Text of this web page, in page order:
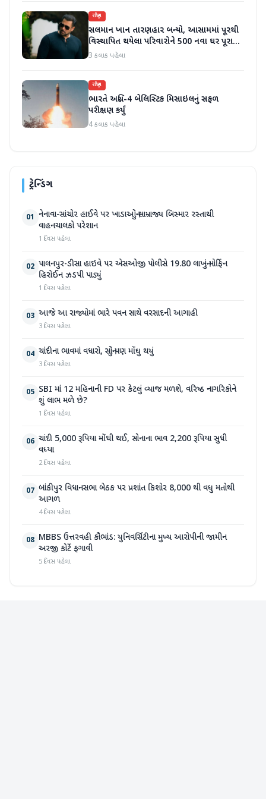
રાષ્ટ્રીય
સલમાન ખાન તારણહાર બન્યો, આસામમાં પૂરથી
વિસ્થાપિત થયેલા પરિવારોને 500 નવા ઘર પૂરા
પાડ્યા
3 કલાક પહેલા
રાષ્ટ્રીય
ભારતે અગ્નિ-4 બેલિસ્ટિક મિસાઇલનું સફળ
પરીક્ષણ કર્યું
4 કલાક પહેલા
ટ્રેન્ડિંગ
01 નેનાવા-સાંચોર હાઈવે પર ખાડાઓનું સામ્રાજ્ય બિસ્માર રસ્તાથી
વાહનચાલકો પરેશાન
1 દિવસ પહેલા
02 પાલનપુર-ડીસા હાઇવે પર એસઓજી પોલીસે 19.80 લાખનું મોર્ફિન
હિરોઈન ઝડપી પાડ્યું
1 દિવસ પહેલા
03 આજે આ રાજ્યોમાં ભારે પવન સાથે વરસાદની આગાહી
3 દિવસ પહેલા
04 ચાંદીના ભાવમાં વધારો, સોનું પણ મોંઘુ થયું
3 દિવસ પહેલા
05 SBI માં 12 મહિનાની FD પર કેટલું વ્યાજ મળશે, વરિષ્ઠ નાગરિકોને
શું લાભ મળે છે?
1 દિવસ પહેલા
06 ચાંદી 5,000 રૂપિયા મોંઘી થઈ, સોનાના ભાવ 2,200 રૂપિયા સુધી
વધ્યા
2 દિવસ પહેલા
07 બાંકીપુર વિધાનસભા બેઠક પર પ્રશાંત કિશોર 8,000 થી વધુ મતોથી
આગળ
4 દિવસ પહેલા
08 MBBS ઉત્તરવહી કૌભાંડ: યુનિવર્સિટીના મુખ્ય આરોપીની જામીન
અરજી કોર્ટે ફગાવી
5 દિવસ પહેલા